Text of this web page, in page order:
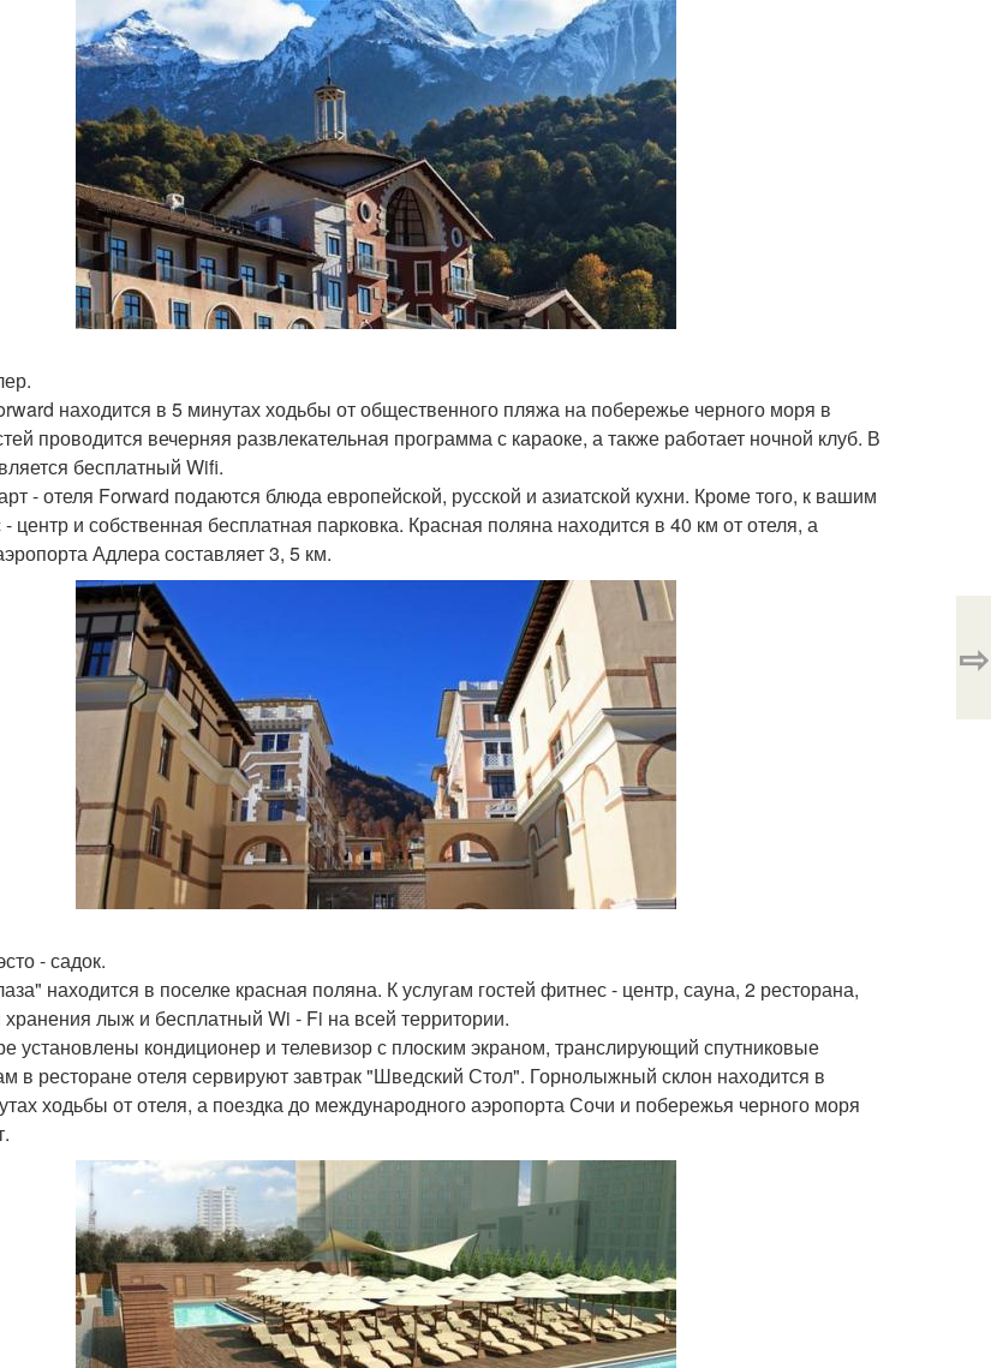
находится в 5 минутах ходьбы от общественного пляжа на побережье черного моря в
проводится вечерняя развлекательная программа с караоке, а также работает ночной клуб. В
бесплатный Wifi.
- отеля Forward подаются блюда европейской, русской и азиатской кухни. Кроме того, к вашим
центр и собственная бесплатная парковка. Красная поляна находится в 40 км от отеля, а
Адлера составляет 3, 5 км.
- садок.
находится в поселке красная поляна. К услугам гостей фитнес - центр, сауна, 2 ресторана,
лыж и бесплатный Wi - Fi на всей территории.
установлены кондиционер и телевизор с плоским экраном, транслирующий спутниковые
в ресторане отеля сервируют завтрак "Шведский Стол". Горнолыжный склон находится в
ходьбы от отеля, а поездка до международного аэропорта Сочи и побережья черного моря
⇨